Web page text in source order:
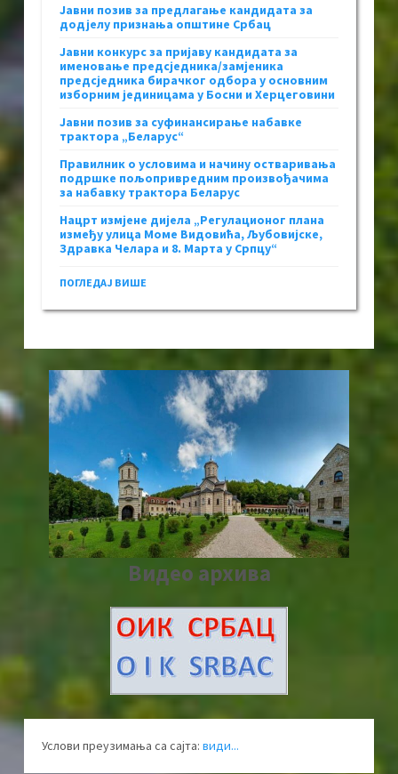
Јавни позив за предлагање кандидата за
додјелу признања општине Србац
Јавни конкурс за пријаву кандидата за
именовање предсједника/замјеника
предсједника бирачког одбора у основним
изборним јединицама у Босни и Херцеговини
Јавни позив за суфинансирање набавке
трактора „Беларус“
Правилник о условима и начину остваривања
подршке пољопривредним произвођачима
за набавку трактора Беларус
Нацрт измјене дијела „Регулационог плана
између улица Моме Видовића, Љубовијске,
Здравка Челара и 8. Марта у Српцу“
ПОГЛЕДАЈ ВИШЕ
Видео архива
Услови преузимања са сајта: види...